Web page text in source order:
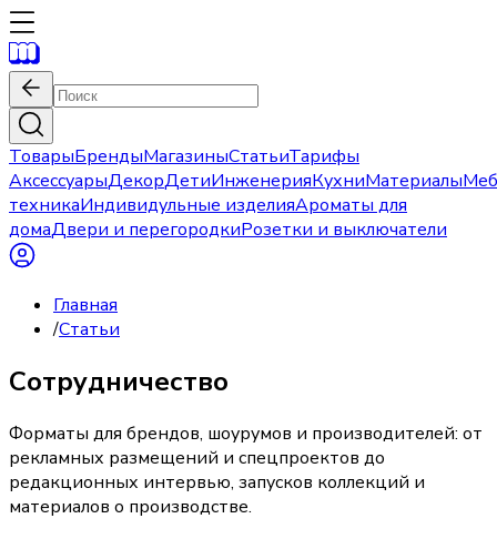
ТоварыБрендыМагазиныСтатьиТарифы
АксессуарыДекорДетиИнженерияКухниМатериалы
техникаИндивидульные изделияАроматы для
домаДвери и перегородкиРозетки и выключатели
Главная
/Статьи
Сотрудничество
Форматы для брендов, шоурумов и производителей: от
рекламных размещений и спецпроектов до
редакционных интервью, запусков коллекций и
материалов о производстве.